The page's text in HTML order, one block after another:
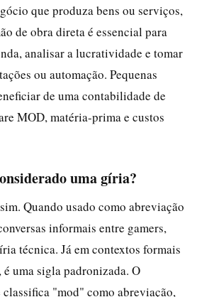
que produza bens ou serviços,
de obra direta é essencial para
analisar a lucratividade e tomar
ou automação. Pequenas
de uma contabilidade de
MOD, matéria-prima e custos
uma gíria?
Quando usado como abreviação
informais entre gamers,
técnica. Já em contextos formais
uma sigla padronizada. O
"mod" como abreviação,